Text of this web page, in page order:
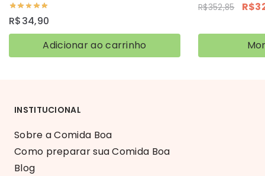
R$34,90
Adicionar ao carrinho
R$352,85 R$
INSTITUCIONAL
Sobre a Comida Boa
Como preparar sua Comida Boa
Blog